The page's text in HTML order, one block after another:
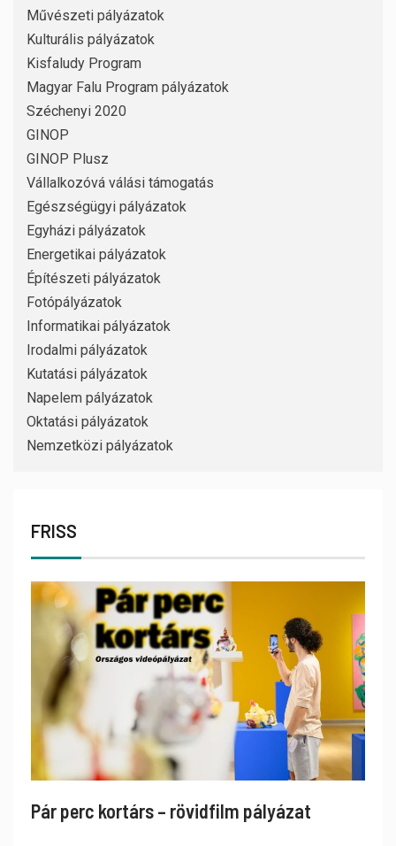
Művészeti pályázatok
Kulturális pályázatok
Kisfaludy Program
Magyar Falu Program pályázatok
Széchenyi 2020
GINOP
GINOP Plusz
Vállalkozóvá válási támogatás
Egészségügyi pályázatok
Egyházi pályázatok
Energetikai pályázatok
Építészeti pályázatok
Fotópályázatok
Informatikai pályázatok
Irodalmi pályázatok
Kutatási pályázatok
Napelem pályázatok
Oktatási pályázatok
Nemzetközi pályázatok
FRISS
Pár perc kortárs – rövidfilm pályázat